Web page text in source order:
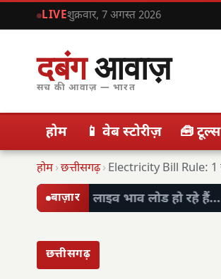
LIVEशुक्रवार, 7 अगस्त 2026
दबंगआवाज़
सच की आवाज़ — भारत
होम 📱 वेब स्टोरीज़ 🧰 टूल्स
होम›छत्तीसगढ़›
बाज़ार लाइव भाव लोड हो रहे हैं…
छत्तीसगढ़